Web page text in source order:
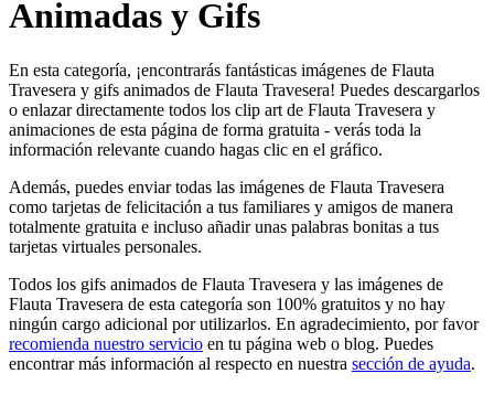
Animadas y Gifs
En esta categoría, ¡encontrarás fantásticas imágenes de Flauta
Travesera y gifs animados de Flauta Travesera! Puedes descargarlos
o enlazar directamente todos los clip art de Flauta Travesera y
animaciones de esta página de forma gratuita - verás toda la
información relevante cuando hagas clic en el gráfico.
Además, puedes enviar todas las imágenes de Flauta Travesera
como tarjetas de felicitación a tus familiares y amigos de manera
totalmente gratuita e incluso añadir unas palabras bonitas a tus
tarjetas virtuales personales.
Todos los gifs animados de Flauta Travesera y las imágenes de
Flauta Travesera de esta categoría son 100% gratuitos y no hay
ningún cargo adicional por utilizarlos. En agradecimiento, por favor
recomienda nuestro servicio en tu página web o blog. Puedes
encontrar más información al respecto en nuestra sección de ayuda.